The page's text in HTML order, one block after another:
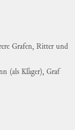
Grafen, Ritter und
(als Klaͤger), Graf